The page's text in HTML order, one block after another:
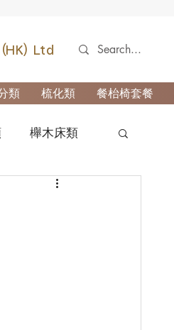
Ltd
類 梳化類 餐枱椅套餐
櫸木床類
櫃-玄關櫃